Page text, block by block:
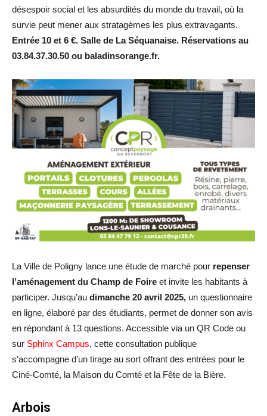
désespoir social et les absurdités du monde du travail, où la
survie peut mener aux stratagèmes les plus extravagants.
Entrée 10 et 6 €. Salle de La Séquanaise. Réservations au
03.84.37.30.50 ou baladinsorange.fr.
La Ville de Poligny lance une étude de marché pour repenser
l’aménagement du Champ de Foire et invite les habitants à
participer. Jusqu’au dimanche 20 avril 2025, un questionnaire
en ligne, élaboré par des étudiants, permet de donner son avis
en répondant à 13 questions. Accessible via un QR Code ou
sur Sphinx Campus, cette consultation publique
s’accompagne d’un tirage au sort offrant des entrées pour le
Ciné-Comté, la Maison du Comté et la Fête de la Bière.
Arbois